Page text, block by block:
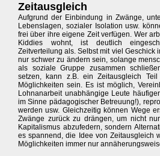
Zeitausgleich
Aufgrund der Einbindung in Zwänge,
Lebenslagen, sozialer Isolation usw.
frei über ihre eigene Zeit verfügen. Wer
Kiddies wohnt, ist deutlich
Zeitverteilung als. Selbst mit viel Geschick
nur schwer zu ändern sein, solange
als soziale Gruppe zusammen
setzen, kann z.B. ein Zeitausgleich
Möglichkeiten sein. Es ist möglich,
Lohnanarbeit unabhängige Leute
im Sinne pädagogischer Betreuung!),
werden usw. Gleichzeitig können Wege
Zwänge zurück zu drängen, um nicht
Kapitalismus abzufedern, sondern
es spannend, die Idee von Zeitausgleich
Möglichkeiten immer nur